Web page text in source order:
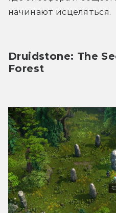
начинают исцеляться.
Druidstone: The
Forest